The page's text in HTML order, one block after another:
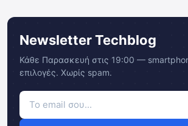
Newsletter Techblog
Κάθε Παρασκευή στις 19:00 —
επιλογές. Χωρίς spam.